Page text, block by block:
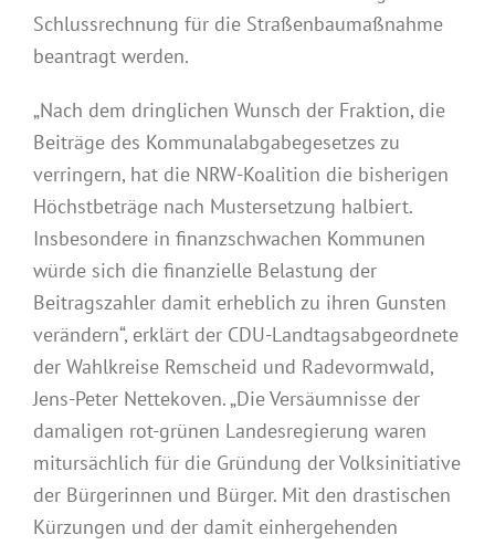
Schlussrechnung für die Straßenbaumaßnahme
beantragt werden.
„Nach dem dringlichen Wunsch der Fraktion, die
Beiträge des Kommunalabgabegesetzes zu
verringern, hat die NRW-Koalition die bisherigen
Höchstbeträge nach Mustersetzung halbiert.
Insbesondere in finanzschwachen Kommunen
würde sich die finanzielle Belastung der
Beitragszahler damit erheblich zu ihren Gunsten
verändern“, erklärt der CDU-Landtagsabgeordnete
der Wahlkreise Remscheid und Radevormwald,
Jens-Peter Nettekoven. „Die Versäumnisse der
damaligen rot-grünen Landesregierung waren
mitursächlich für die Gründung der Volksinitiative
der Bürgerinnen und Bürger. Mit den drastischen
Kürzungen und der damit einhergehenden